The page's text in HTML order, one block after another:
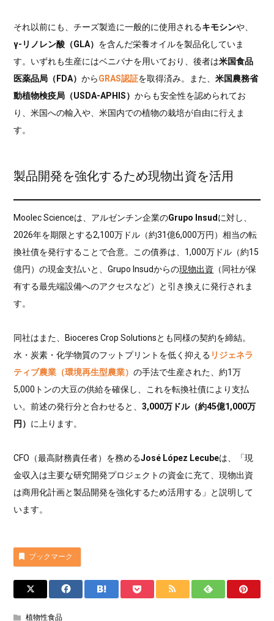
それ以前にも、チーズ製造に一般的に使用されるキモシンや、
γ-リノレン酸（GLA） を含んだ栄養オイルを製品化していま
す。いずれも生産にはベニバナを用いており、後者は米国食品
医薬品局（FDA）からGRAS認証を取得済み。また、米国農務省
動植物検疫局（USDA-APHIS）からも安全性を認められてお
り、米国への輸入や、米国内での植物の栽培が自由に行えま
す。
製品開発を強化するため現物出資を活用
Moolec Scienceは、アルゼンチン企業のGrupo Insud に対し、
2026年を期限とする2,100万ドル（約31億6,000万円）相当の転
換社債を発行することで合意。この債券は、1,000万ドル（約15
億円）の現金支払いと、Grupo Insudからの現物出資 （同社が保
有する最先端設備へのアクセスなど）と引き換えに発行されま
す。
同社はまた、Bioceres Crop Solutionsとも同様の契約を締結。
水・炭素・化学物質のフットプリントを低く抑える リジェネラ
ティブ農業（環境再生型農業）の手法で生産された、約1万
5,000トンの大豆の供給を確保し、これを転換社債により支払
い。前述の発行分と合わせると、3,000万ドル（約45億1,000万
円） に上ります。
CFO（最高財務責任者）を務めるJosé López Lecubeは、「現
金収入は主要な研究開発プロジェクトの資金に充て、現物出資
は商用化計画と製品開発を強化するため活用する」と説明して
います。
ブックマーク
植物性食品